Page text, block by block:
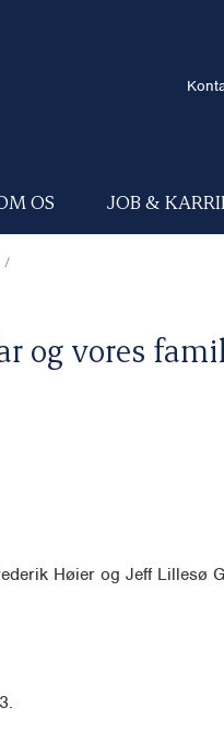
OS JOB &
og vores
Høier og Jeff Lillesø